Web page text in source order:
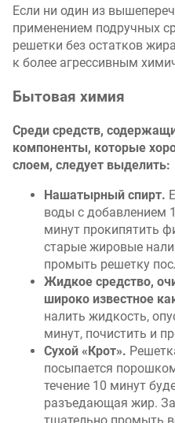
Если ни один из
применением подручных
решетки без остатков
к более агрессивным
Бытовая химия
Среди средств,
компоненты, которые
слоем, следует выделить:
Нашатырный спирт.
воды с добавлением
минут прокипятить
старые жировые
промыть решетку
Жидкое средство,
широко известное
налить жидкость,
минут, почистить и
Сухой «Крот».
посыпается
течение 10 минут
разъедающая жир.